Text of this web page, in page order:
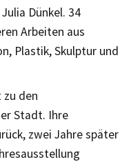
Dünkel. 34
Arbeiten aus
Plastik, Skulptur und
zu den
Stadt. Ihre
zwei Jahre später